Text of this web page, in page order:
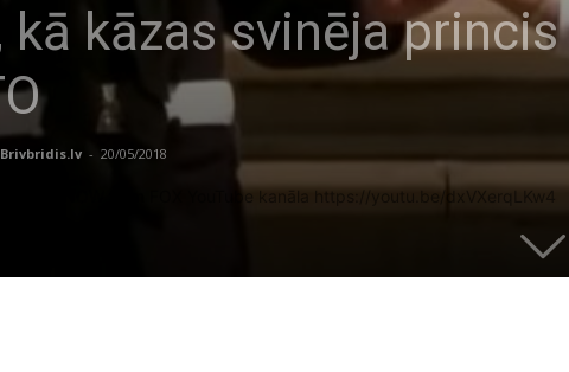
kā kāzas svinēja
Brivbridis.lv - 20/05/2018
no LiveNOW from FOX YouTube kanāla https://youtu.be/dxVXerqLKw4